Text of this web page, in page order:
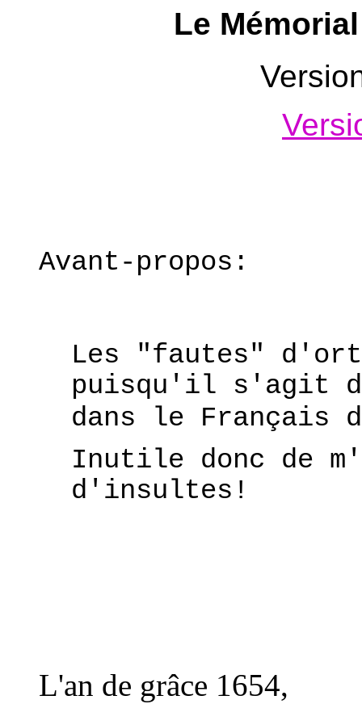
Le
Avant-propos:
Les "fautes"
puisqu'il s'agit
dans le Français
Inutile donc de
d'insultes!
L'an de grâce 1654,